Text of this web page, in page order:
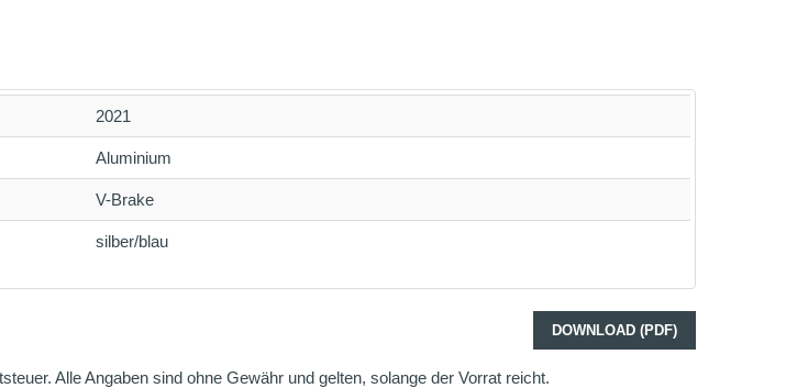
2021
Aluminium
V-Brake
silber/blau
DOWNLOAD (PDF)
Alle Angaben sind ohne Gewähr und gelten, solange der Vorrat reicht.